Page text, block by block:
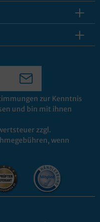
zur Kenntnis
und bin mit ihnen
zzgl.
wenn